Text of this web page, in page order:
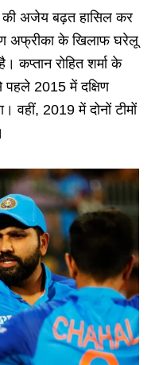
की अजेय बढ़त हासिल कर
अफ्रीका के खिलाफ घरेलू
कप्तान रोहित शर्मा के
2015 में दक्षिण
वहीं, 2019 में दोनों टीमों